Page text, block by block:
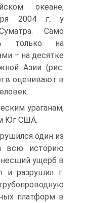
океане,
2004 г. у
Само
только на
– на десятке
Азии (рис.
оценивают в
ураганам,
Юг США.
один из
всю историю
ущерб в
и разрушил г.
платформ в